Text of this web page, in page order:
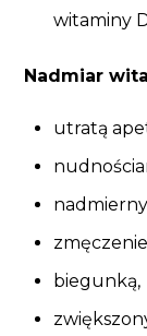
witaminy
Nadmiar
utratą
biegunką,